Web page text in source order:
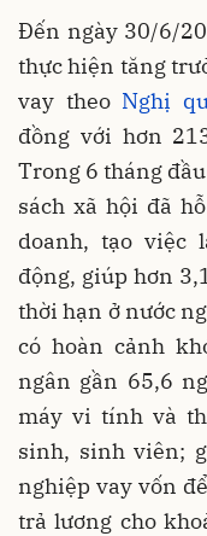
Đến ngày 30/6/
thực hiện tăng
vay theo Nghị
đồng với hơn
Trong 6 tháng
sách xã hội đã
doanh, tạo việc
động, giúp hơn
thời hạn ở nước
có hoàn cảnh
ngân gần 65,6
máy vi tính và
sinh, sinh viên;
nghiệp vay vốn
trả lương cho